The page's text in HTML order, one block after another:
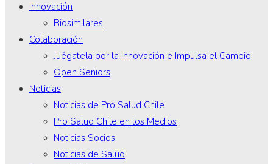
Innovación
Biosimilares
Colaboración
Juégatela por la Innovación e Impulsa el Cambio
Open Seniors
Noticias
Noticias de Pro Salud Chile
Pro Salud Chile en los Medios
Noticias Socios
Noticias de Salud